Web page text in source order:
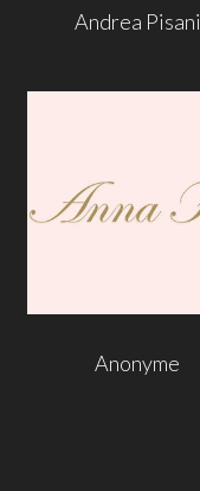
Andrea Pisani
Anonyme